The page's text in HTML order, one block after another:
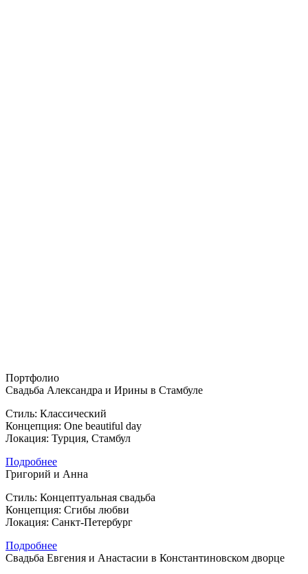
Портфолио
Свадьба Александра и Ирины в Стамбуле
Стиль: Классический
Концепция: One beautiful day
Локация: Турция, Стамбул
Подробнее
Григорий и Анна
Стиль: Концептуальная свадьба
Концепция: Сгибы любви
Локация: Санкт-Петербург
Подробнее
Свадьба Евгения и Анастасии в Константиновском дворце